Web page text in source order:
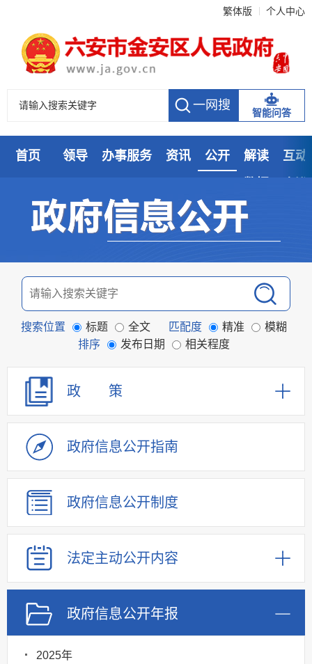
繁体版 个人中心
智能问答
首页 领导 办事服务 资讯 公开 解读
互动
搜索位置 标题 全文 匹配度 精准
模糊
排序
发布日期 相关程度
政 策
政府信息公开指南
政府信息公开制度
法定主动公开内容
政府信息公开年报
2025年